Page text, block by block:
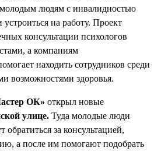
людям с инвалидностью
на работу. Проект
консультации психологов
а компаниям
находить сотрудников среди
возможностями здоровья.
ОК» открыл новые
улице. Туда молодые люди
за консультацией,
а после им помогают подобрать